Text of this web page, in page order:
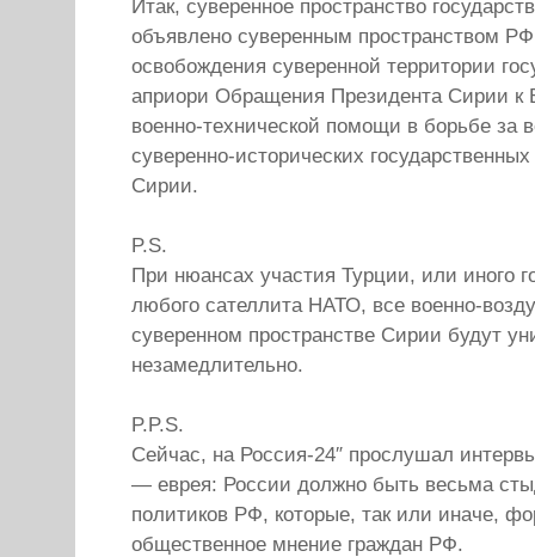
Итак, суверенное пространство
объявлено суверенным пространством
освобождения суверенной территории
априори Обращения Президента Сирии к
военно-технической помощи в борьбе за
суверенно-исторических
Сирии.
P.S.
При нюансах участия Турции, или иного
любого сателлита НАТО, все военно-
суверенном пространстве Сирии будут
незамедлительно.
P.P.S.
Сейчас, на Россия-24″ прослушал
— еврея: России должно быть весьма
политиков РФ, которые, так или иначе,
общественное мнение граждан РФ.